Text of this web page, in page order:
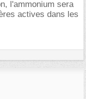
l'ammonium sera
actives dans les